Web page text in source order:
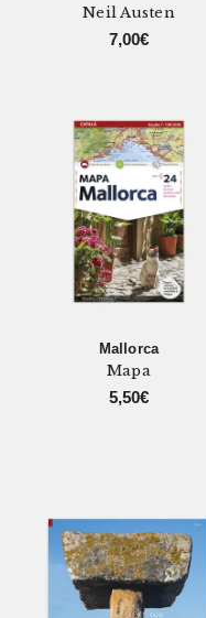
Neil Austen
7,00€
Mallorca
Mapa
5,50€